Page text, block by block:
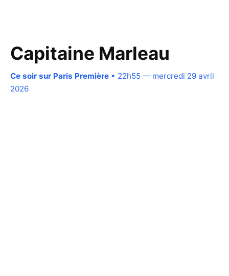
Capitaine Marleau
Ce soir sur Paris Première • 22h55 — mercredi 29 avril
2026